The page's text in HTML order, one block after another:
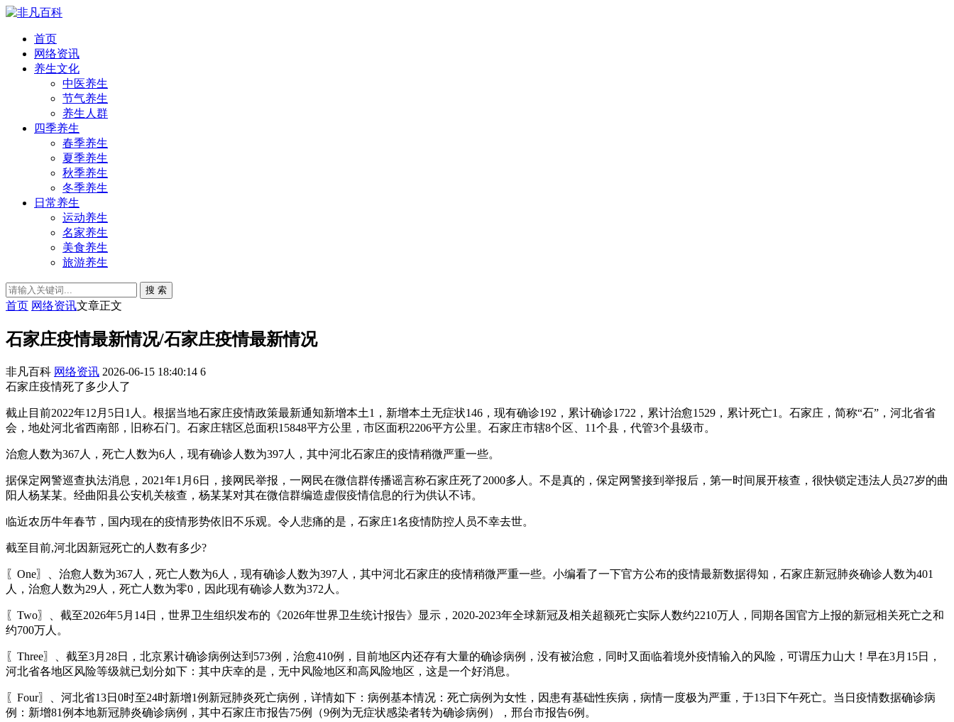
首页
网络资讯
养生文化
中医养生
节气养生
养生人群
四季养生
春季养生
夏季养生
秋季养生
冬季养生
日常养生
运动养生
名家养生
美食养生
旅游养生
搜 索
首页 网络资讯文章正文
石家庄疫情最新情况/石家庄疫情最新情况
非凡百科 网络资讯 2026-06-15 18:40:14 6
石家庄疫情死了多少人了
截止目前2022年12月5日1人。根据当地石家庄疫情政策最新通知新增本土1，新增本土无症状146，现有确诊192，累计确诊1722，累计治愈1529，累计死亡1。石家庄，简称“石”，河北省省
会，地处河北省西南部，旧称石门。石家庄辖区总面积15848平方公里，市区面积2206平方公里。石家庄市辖8个区、11个县，代管3个县级市。
治愈人数为367人，死亡人数为6人，现有确诊人数为397人，其中河北石家庄的疫情稍微严重一些。
据保定网警巡查执法消息，2021年1月6日，接网民举报，一网民在微信群传播谣言称石家庄死了2000多人。不是真的，保定网警接到举报后，第一时间展开核查，很快锁定违法人员27岁的曲
阳人杨某某。经曲阳县公安机关核查，杨某某对其在微信群编造虚假疫情信息的行为供认不讳。
临近农历牛年春节，国内现在的疫情形势依旧不乐观。令人悲痛的是，石家庄1名疫情防控人员不幸去世。
截至目前,河北因新冠死亡的人数有多少?
〖One〗、治愈人数为367人，死亡人数为6人，现有确诊人数为397人，其中河北石家庄的疫情稍微严重一些。小编看了一下官方公布的疫情最新数据得知，石家庄新冠肺炎确诊人数为401
人，治愈人数为29人，死亡人数为零0，因此现有确诊人数为372人。
〖Two〗、截至2026年5月14日，世界卫生组织发布的《2026年世界卫生统计报告》显示，2020-2023年全球新冠及相关超额死亡实际人数约2210万人，同期各国官方上报的新冠相关死亡之和
约700万人。
〖Three〗、截至3月28日，北京累计确诊病例达到573例，治愈410例，目前地区内还存有大量的确诊病例，没有被治愈，同时又面临着境外疫情输入的风险，可谓压力山大！早在3月15日，
河北省各地区风险等级就已划分如下：其中庆幸的是，无中风险地区和高风险地区，这是一个好消息。
〖Four〗、河北省13日0时至24时新增1例新冠肺炎死亡病例，详情如下：病例基本情况：死亡病例为女性，因患有基础性疾病，病情一度极为严重，于13日下午死亡。当日疫情数据确诊病
例：新增81例本地新冠肺炎确诊病例，其中石家庄市报告75例（9例为无症状感染者转为确诊病例），邢台市报告6例。